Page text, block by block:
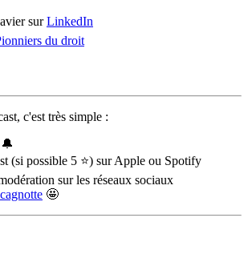
surLinkedIn
du droit
c'est très simple :
(si possible 5 ⭐) sur Apple ou Spotify
sur les réseaux sociaux
🤩